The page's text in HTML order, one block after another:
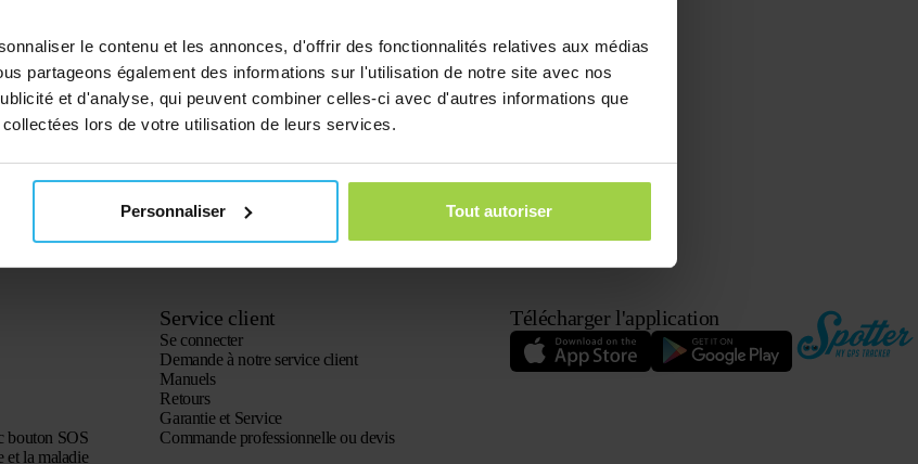
le contenu et les annonces, d'offrir des fonctionnalités relatives aux médias
partageons également des informations sur l'utilisation de notre site avec nos
et d'analyse, qui peuvent combiner celles-ci avec d'autres informations que
lors de votre utilisation de leurs services.
Personnaliser Tout autoriser
bouton SOS
et la maladie
Service client
Se connecter
Demande à notre service client
Manuels
Retours
Garantie et Service
Commande professionnelle ou devis
Télécharger l'application